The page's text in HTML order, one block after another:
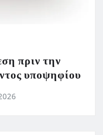
πριν την
υποψηφίου